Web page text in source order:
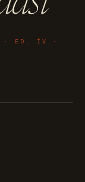
· ED. IV ·